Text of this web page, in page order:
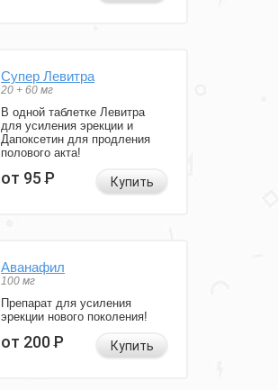
Супер Левитра
20 + 60 мг
В одной таблетке Левитра
для усиления эрекции и
Дапоксетин для продления
полового акта!
от 95Р Купить
Аванафил
100 мг
Препарат для усиления
эрекции нового поколения!
от 200Р Купить